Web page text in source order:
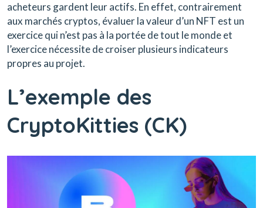
acheteurs gardent leur actifs. En effet, contrairement
aux marchés cryptos, évaluer la valeur d’un NFT est un
exercice qui n’est pas à la portée de tout le monde et
l’exercice nécessite de croiser plusieurs indicateurs
propres au projet.
L’exemple des
CryptoKitties (CK)